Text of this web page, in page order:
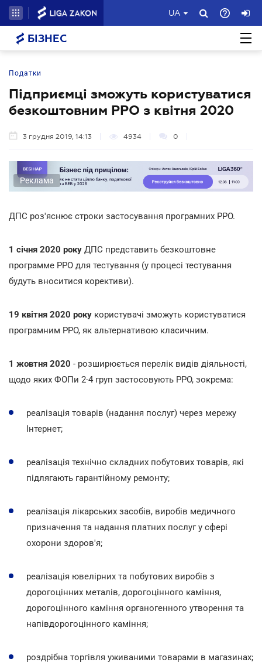
UA
БІЗНЕС
Податки
Підприємці зможуть користуватися
безкоштовним РРО з квітня 2020
3 грудня 2019, 14:13 4934 0
Реклама
ДПС роз'яснює строки застосування програмних РРО.
1 січня 2020 року ДПС представить безкоштовне
программе РРО для тестування (у процесі тестування
будуть вноситися корективи).
19 квітня 2020 року користувачі зможуть користуватися
програмним РРО, як альтернативою класичним.
1 жовтня 2020 - розширюється перелік видів діяльності,
щодо яких ФОПи 2-4 груп застосовують РРО, зокрема:
реалізація товарів (надання послуг) через мережу
Інтернет;
реалізація технічно складних побутових товарів, які
підлягають гарантійному ремонту;
реалізація лікарських засобів, виробів медичного
призначення та надання платних послуг у сфері
охорони здоров'я;
реалізація ювелірних та побутових виробів з
дорогоцінних металів, дорогоцінного каміння,
дорогоцінного каміння органогенного утворення та
напівдорогоцінного каміння;
роздрібна торгівля уживаними товарами в магазинах;